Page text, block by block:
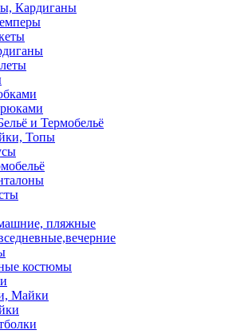
Кардиганы
и Термобельё
Топы
пляжные
костюмы
Майки